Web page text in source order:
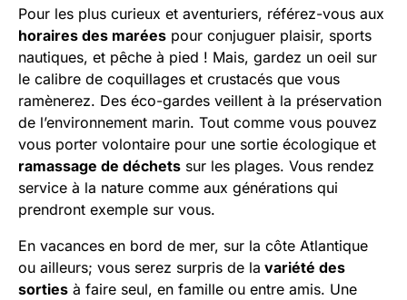
Pour les plus curieux et aventuriers, référez-vous aux
horaires des marées pour conjuguer plaisir, sports
nautiques, et pêche à pied ! Mais, gardez un oeil sur
le calibre de coquillages et crustacés que vous
ramènerez. Des éco-gardes veillent à la préservation
de l’environnement marin. Tout comme vous pouvez
vous porter volontaire pour une sortie écologique et
ramassage de déchets sur les plages. Vous rendez
service à la nature comme aux générations qui
prendront exemple sur vous.
En vacances en bord de mer, sur la côte Atlantique
ou ailleurs; vous serez surpris de la variété des
sorties à faire seul, en famille ou entre amis. Une